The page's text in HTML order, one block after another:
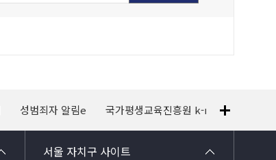
성범죄자 알림e 국가평생교육진흥원 k-mooc
서울 자치구 사이트